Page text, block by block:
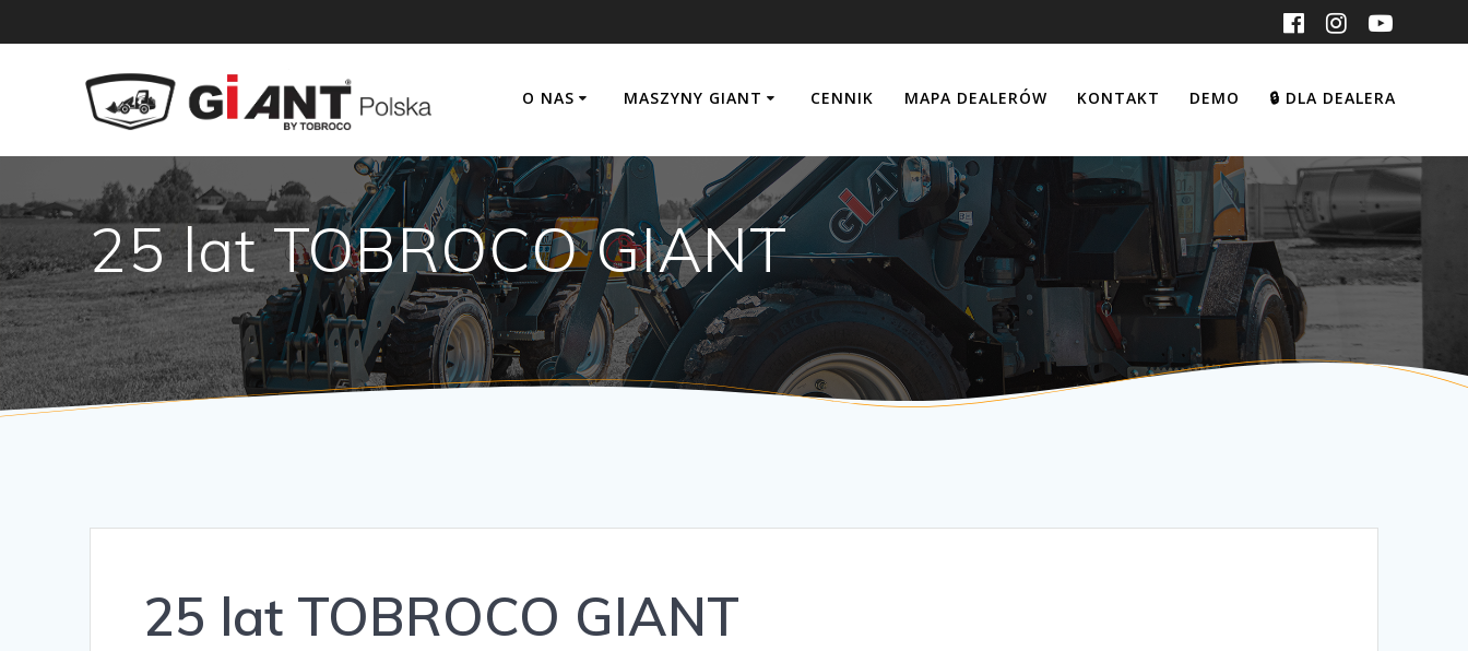
to
O NAS MASZYNY GIANT CENNIK MAPA DEALERÓW KONTAKT DEMO 🔒 DLA DEALERA
25 lat TOBROCO GIANT
25 lat TOBROCO GIANT